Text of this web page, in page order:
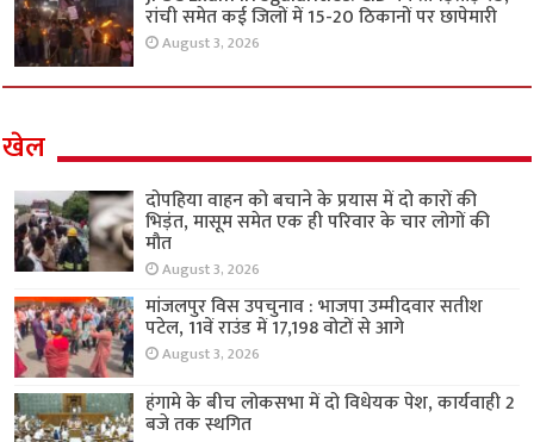
रांची समेत कई जिलों में 15-20 ठिकानों पर छापेमारी
August 3, 2026
खेल
दोपहिया वाहन को बचाने के प्रयास में दो कारों की
भिड़ंत, मासूम समेत एक ही परिवार के चार लोगों की
मौत
August 3, 2026
मांजलपुर विस उपचुनाव : भाजपा उम्मीदवार सतीश
पटेल, 11वें राउंड में 17,198 वोटों से आगे
August 3, 2026
हंगामे के बीच लोकसभा में दो विधेयक पेश, कार्यवाही 2
बजे तक स्थगित